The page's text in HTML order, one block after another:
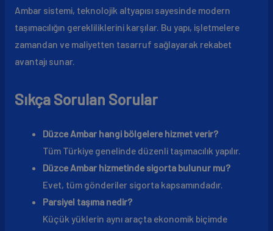
Ambar sistemi, teknolojik altyapısı sayesinde modern
taşımacılığın gerekliliklerini karşılar. Bu yapı, işletmelere
zamandan ve maliyetten tasarruf sağlayarak rekabet
avantajı sunar.
Sıkça Sorulan Sorular
Düzce Ambar hangi bölgelere hizmet verir?
Tüm Türkiye genelinde düzenli taşımacılık yapılır.
Düzce Ambar hizmetinde sigorta bulunur mu?
Evet, tüm gönderiler sigorta kapsamındadır.
Parsiyel taşıma nedir?
Küçük yüklerin aynı araçta ekonomik biçimde